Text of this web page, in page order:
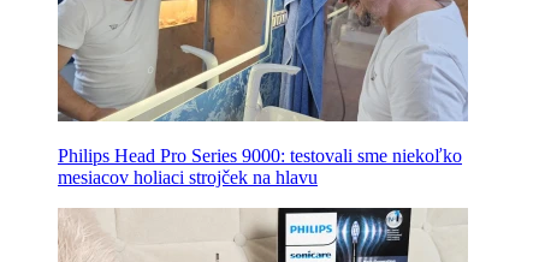
Philips Head Pro Series 9000: testovali sme niekoľko
mesiacov holiaci strojček na hlavu